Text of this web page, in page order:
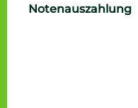
Notenauszahlung